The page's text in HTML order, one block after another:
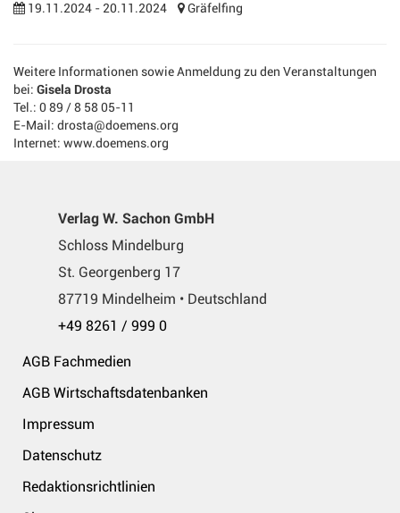
19.11.2024 - 20.11.2024
Gräfelfing
Weitere Informationen sowie Anmeldung zu den Veranstaltungen
bei: Gisela Drosta
Tel.: 0 89 / 8 58 05-11
E-Mail: drosta@doemens.org
Internet: www.doemens.org
Verlag W. Sachon GmbH
Schloss Mindelburg
St. Georgenberg 17
87719 Mindelheim • Deutschland
+49 8261 / 999 0
AGB Fachmedien
AGB Wirtschaftsdatenbanken
Impressum
Datenschutz
Redaktionsrichtlinien